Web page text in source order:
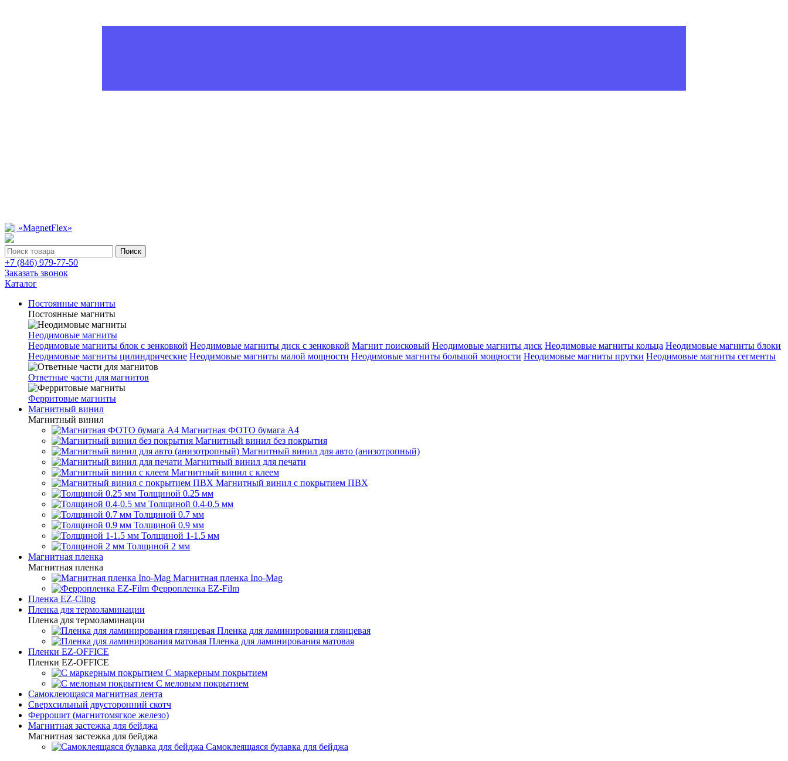
Поиск
+7 (846) 979-77-50
Заказать звонок
Каталог
Постоянные магниты
Постоянные магниты
Неодимовые магниты
Неодимовые магниты блок с зенковкой Неодимовые магниты диск с зенковкой Магнит поисковый Неодимовые магниты диск Неодимовые магниты кольца Неодимовые магниты блоки
Неодимовые магниты цилиндрические Неодимовые магниты малой мощности Неодимовые магниты большой мощности Неодимовые магниты прутки Неодимовые магниты сегменты
Ответные части для магнитов
Ферритовые магниты
Магнитный винил
Магнитный винил
Магнитная ФОТО бумага А4
Магнитный винил без покрытия
Магнитный винил для авто (анизотропный)
Магнитный винил для печати
Магнитный винил с клеем
Магнитный винил с покрытием ПВХ
Толщиной 0.25 мм
Толщиной 0.4-0.5 мм
Толщиной 0.7 мм
Толщиной 0.9 мм
Толщиной 1-1.5 мм
Толщиной 2 мм
Магнитная пленка
Магнитная пленка
Магнитная пленка Ino-Mag
Ферропленка EZ-Film
Пленка EZ-Cling
Пленка для термоламинации
Пленка для термоламинации
Пленка для ламинирования глянцевая
Пленка для ламинирования матовая
Пленки EZ-OFFICE
Пленки EZ-OFFICE
С маркерным покрытием
С меловым покрытием
Самоклеющаяся магнитная лента
Сверхсильный двусторонний скотч
Феррошит (магнитомягкое железо)
Магнитная застежка для бейджа
Магнитная застежка для бейджа
Самоклеящаяся булавка для бейджа